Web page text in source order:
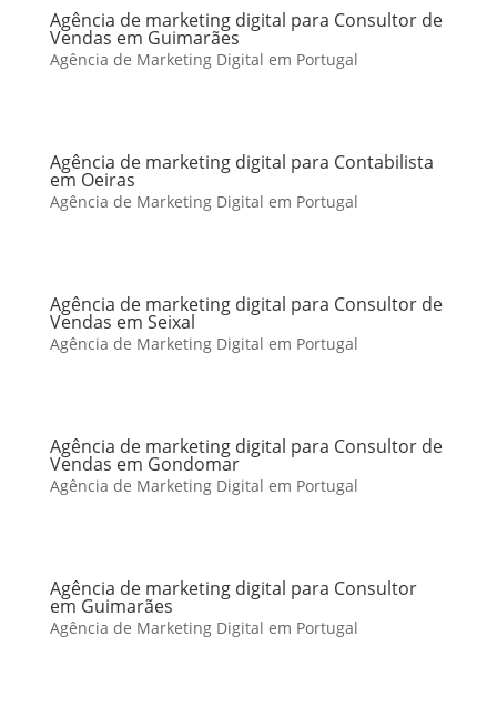
Agência de marketing digital para Consultor de
Vendas em Guimarães
Agência de Marketing Digital em Portugal
Agência de marketing digital para Contabilista
em Oeiras
Agência de Marketing Digital em Portugal
Agência de marketing digital para Consultor de
Vendas em Seixal
Agência de Marketing Digital em Portugal
Agência de marketing digital para Consultor de
Vendas em Gondomar
Agência de Marketing Digital em Portugal
Agência de marketing digital para Consultor
em Guimarães
Agência de Marketing Digital em Portugal